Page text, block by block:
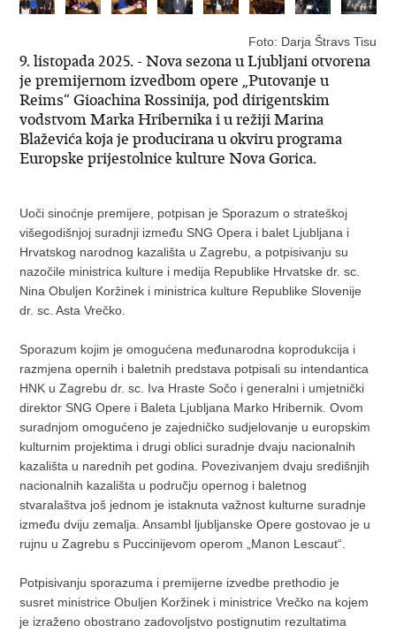
Foto: Darja Štravs Tisu
9. listopada 2025. - Nova sezona u Ljubljani otvorena
je premijernom izvedbom opere „Putovanje u
Reims“ Gioachina Rossinija, pod dirigentskim
vodstvom Marka Hribernika i u režiji Marina
Blaževića koja je producirana u okviru programa
Europske prijestolnice kulture Nova Gorica.
Uoči sinoćnje premijere, potpisan je Sporazum o strateškoj
višegodišnjoj suradnji između SNG Opera i balet Ljubljana i
Hrvatskog narodnog kazališta u Zagrebu, a potpisivanju su
nazočile ministrica kulture i medija Republike Hrvatske dr. sc.
Nina Obuljen Koržinek i ministrica kulture Republike Slovenije
dr. sc. Asta Vrečko.
Sporazum kojim je omogućena međunarodna koprodukcija i
razmjena opernih i baletnih predstava potpisali su intendantica
HNK u Zagrebu dr. sc. Iva Hraste Sočo i generalni i umjetnički
direktor SNG Opere i Baleta Ljubljana Marko Hribernik. Ovom
suradnjom omogućeno je zajedničko sudjelovanje u europskim
kulturnim projektima i drugi oblici suradnje dvaju nacionalnih
kazališta u narednih pet godina. Povezivanjem dvaju središnjih
nacionalnih kazališta u području opernog i baletnog
stvaralaštva još jednom je istaknuta važnost kulturne suradnje
između dviju zemalja. Ansambl ljubljanske Opere gostovao je u
rujnu u Zagrebu s Puccinijevom operom „Manon Lescaut“.
Potpisivanju sporazuma i premijerne izvedbe prethodio je
susret ministrice Obuljen Koržinek i ministrice Vrečko na kojem
je izraženo obostrano zadovoljstvo postignutim rezultatima